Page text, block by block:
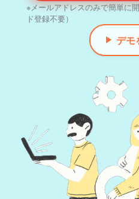
※メールアドレスのみで簡単に
ド登録不要）
▶ デモ